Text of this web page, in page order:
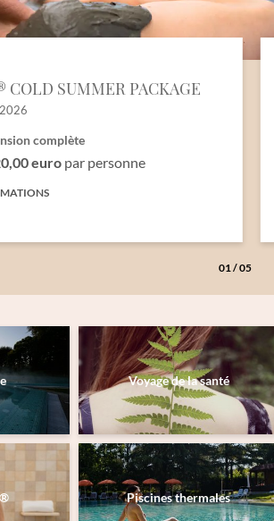
01/05
COLD SUMMER PACKAGE
complète
euro par personne
Voyage de la santé
Piscines thermales
Monsieur Madame
Nom de famille*